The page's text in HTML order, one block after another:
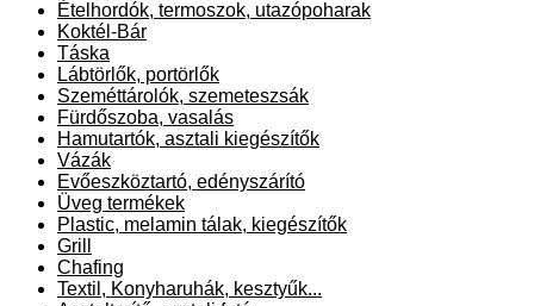
Ételhordók, termoszok, utazópoharak
Koktél-Bár
Táska
Lábtörlők, portörlők
Szeméttárolók, szemeteszsák
Fürdőszoba, vasalás
Hamutartók, asztali kiegészítők
Vázák
Evőeszköztartó, edényszárító
Üveg termékek
Plastic, melamin tálak, kiegészítők
Grill
Chafing
Textil, Konyharuhák, kesztyűk...